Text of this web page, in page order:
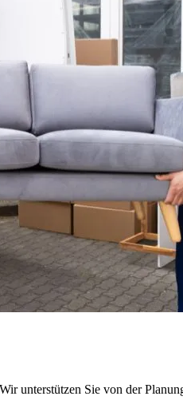
unterstützen Sie von der